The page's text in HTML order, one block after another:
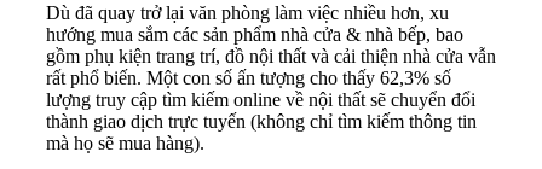
Dù đã quay trở lại văn phòng làm việc nhiều hơn, xu
hướng mua sắm các sản phẩm nhà cửa & nhà bếp, bao
gồm phụ kiện trang trí, đồ nội thất và cải thiện nhà cửa vẫn
rất phổ biến. Một con số ấn tượng cho thấy 62,3% số
lượng truy cập tìm kiếm online về nội thất sẽ chuyển đổi
thành giao dịch trực tuyến (không chỉ tìm kiếm thông tin
mà họ sẽ mua hàng).